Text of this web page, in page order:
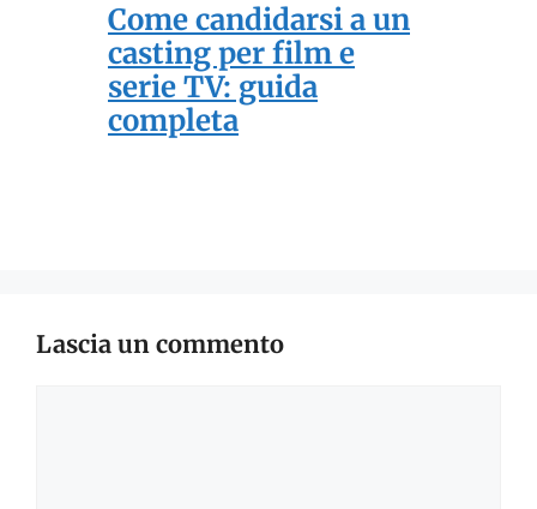
Come candidarsi a un
casting per film e
serie TV: guida
completa
Lascia un commento